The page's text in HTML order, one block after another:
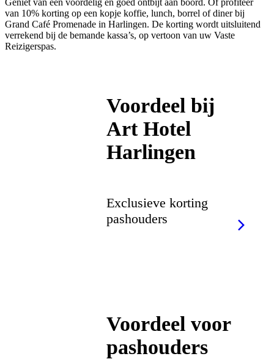
Geniet van een voordelig en goed ontbijt aan boord. Of profiteer
van 10% korting op een kopje koffie, lunch, borrel of diner bij
Grand Café Promenade in Harlingen. De korting wordt uitsluitend
verrekend bij de bemande kassa’s, op vertoon van uw Vaste
Reizigerspas.
Voordeel bij
Art Hotel
Harlingen
Exclusieve korting
pashouders
Voordeel voor
pashouders